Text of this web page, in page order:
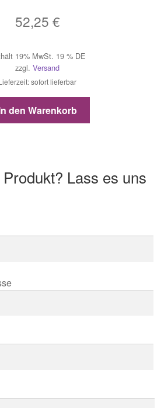
52,25 €
19% MwSt. 19 % DE
zzgl. Versand
sofort lieferbar
den Warenkorb
Lass es uns